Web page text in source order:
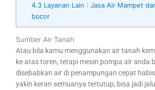
4.3Layanan Lain : Jasa Air Mampet
bocor
Sumber Air Tanah
Atau bila kamu menggunakan air tanah
ke atas toren, tetapi mesin pompa air anda
disebabkan air di penampungan cepat
yakin keran semuanya tertutup, bisa jadi